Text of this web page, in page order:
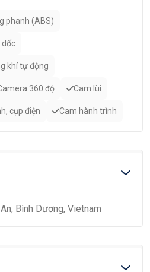
phanh (ABS)
dốc
khí tự động
360 độ Cam lùi
cụp điện Cam hành trình
Bình Dương, Vietnam